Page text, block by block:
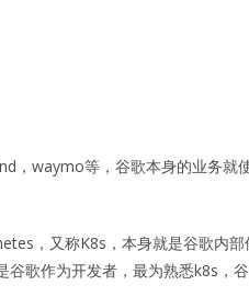
，waymo等，谷歌本身的业务就
，又称K8s，本身就是谷歌内
歌作为开发者，最为熟悉k8s，